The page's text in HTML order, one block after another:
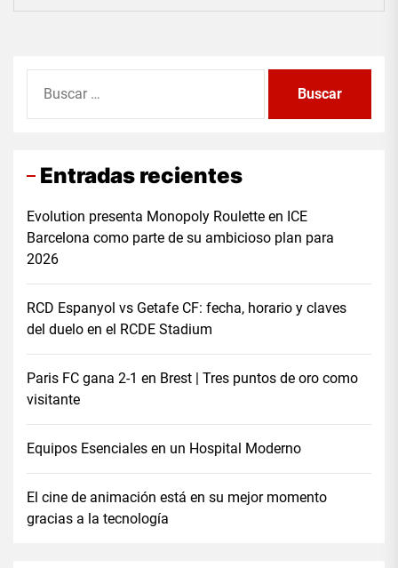
Entradas recientes
Evolution presenta Monopoly Roulette en ICE
Barcelona como parte de su ambicioso plan para
2026
RCD Espanyol vs Getafe CF: fecha, horario y claves
del duelo en el RCDE Stadium
Paris FC gana 2-1 en Brest | Tres puntos de oro como
visitante
Equipos Esenciales en un Hospital Moderno
El cine de animación está en su mejor momento
gracias a la tecnología